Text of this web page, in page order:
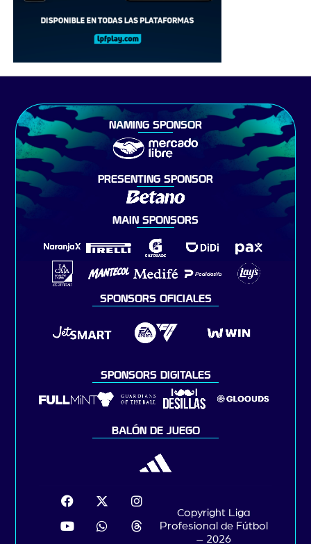
NAMING SPONSOR
PRESENTING SPONSOR
MAIN SPONSORS
SPONSORS OFICIALES
SPONSORS DIGITALES
BALÓN DE JUEGO
Copyright Liga
Profesional de Fútbol
– 2026